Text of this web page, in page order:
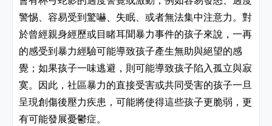
警惕、容易受到驚嚇、失眠、或者無法集中注意力。對
於曾經親身經歷或目睹耳聞暴力事件的孩子來說，一再
的感受到暴力經驗可能導致孩子產生無助與絕望的感
覺；如果孩子一味逃避，則可能導致孩子陷入孤立與寂
寞。因此，社區暴力的直接受害或共同受害的孩子一旦
呈現創傷後壓力疾患，可能將使得這些孩子更脆弱，更
有可能發展憂鬱症。